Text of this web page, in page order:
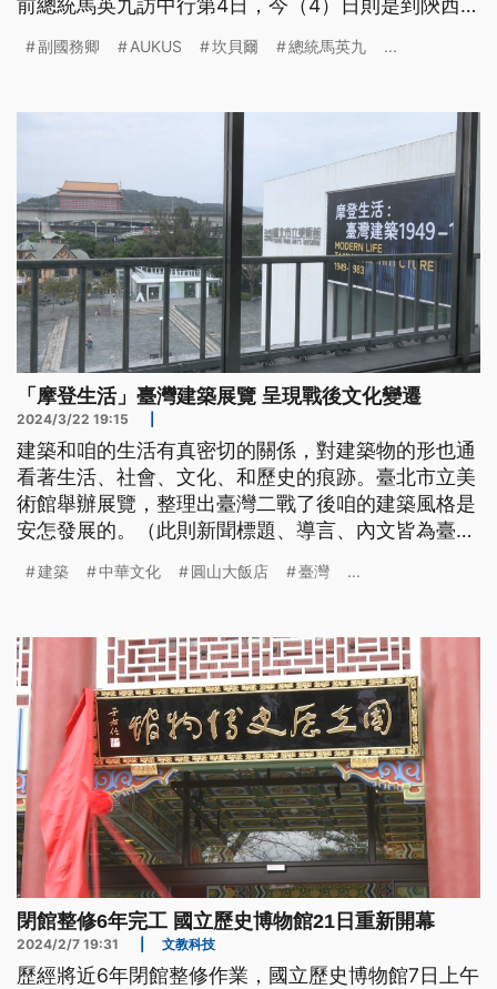
前總統馬英九訪中行第4日，今（4）日則是到陝西出
副國務卿 AUKUS 坎貝爾 總統馬英九 ...
「摩登生活」臺灣建築展覽 呈現戰後文化變遷
2024/3/22 19:15
建築和咱的生活有真密切的關係，對建築物的形也通
看著生活、社會、文化、和歷史的痕跡。臺北市立美
術館舉辦展覽，整理出臺灣二戰了後咱的建築風格是
安怎發展的。（此則新聞標題、導言、內文皆為臺語
建築 中華文化 圓山大飯店 臺灣 ...
閉館整修6年完工 國立歷史博物館21日重新開幕
2024/2/7 19:31 文教科技
歷經將近6年閉館整修作業，國立歷史博物館7日上午